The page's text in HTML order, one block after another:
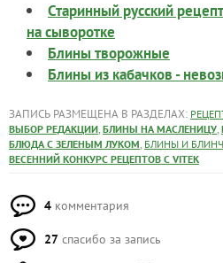
Старинный русский
на сыворотке
Блины творожные
Блины из кабачков -
ЗАПИСЬ РАЗМЕЩЕНА В РАЗДЕЛАХ:
ВЫБОР РЕДАКЦИИ, БЛИНЫ НА МАСЛЕНИЦУ,
БЛЮДА С ЗЕЛЕНЫМ ЛУКОМ, БЛИНЫ И
ВЕСЕННИЙ КОНКУРС РЕЦЕПТОВ С VITEK
4 комментария
27 спасибо за запись